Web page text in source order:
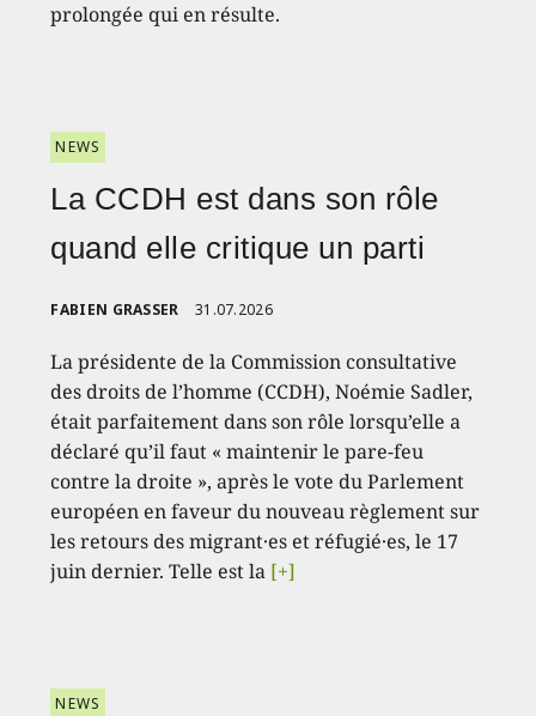
prolongée qui en résulte.
NEWS
La CCDH est dans son rôle
quand elle critique un parti
FABIEN GRASSER 31.07.2026
La présidente de la Commission consultative
des droits de l’homme (CCDH), Noémie Sadler,
était parfaitement dans son rôle lorsqu’elle a
déclaré qu’il faut « maintenir le pare-feu
contre la droite », après le vote du Parlement
européen en faveur du nouveau règlement sur
les retours des migrant·es et réfugié·es, le 17
juin dernier. Telle est la [+]
NEWS